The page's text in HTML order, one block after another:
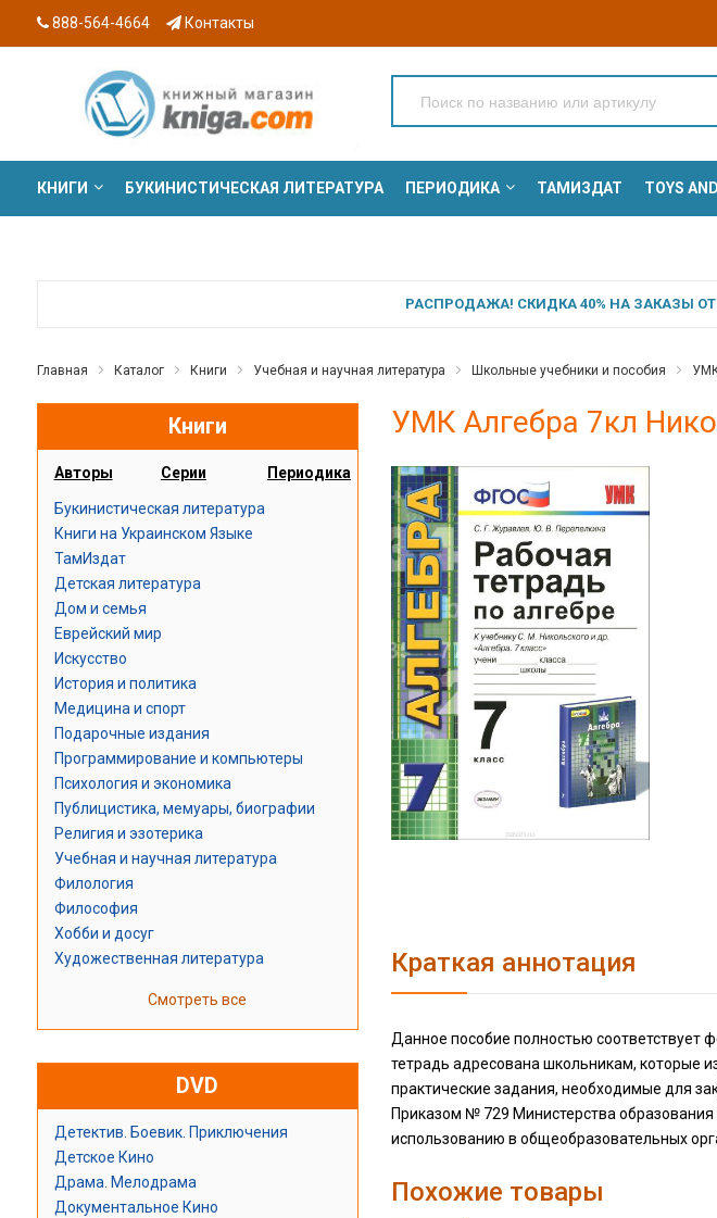
888-564-4664 Контакты
КНИГИ БУКИНИСТИЧЕСКАЯ ЛИТЕРАТУРА ПЕРИОДИКА ТАМИЗДАТ TOYS
РАСПРОДАЖА! СКИДКА 40% НА ЗАКАЗЫ ОТ
Главная Каталог Книги Учебная и научная литература Школьные учебники и пособия
Книги
Авторы Серии Периодика
Букинистическая литература
Книги на Украинском Языке
ТамИздат
Детская литература
Дом и семья
Еврейский мир
Искусство
История и политика
Медицина и спорт
Подарочные издания
Программирование и компьютеры
Психология и экономика
Публицистика, мемуары, биографии
Религия и эзотерика
Учебная и научная литература
Филология
Философия
Хобби и досуг
Художественная литература
Смотреть все
DVD
Детектив. Боевик. Приключения
Детское Кино
Драма. Мелодрама
Документальное Кино
УМК Алгебра 7кл
Краткая аннотация
Данное пособие полностью соответствует
тетрадь адресована школьникам, которые
практические задания, необходимые для
Приказом № 729 Министерства
использованию в общеобразовательных
Похожие товары